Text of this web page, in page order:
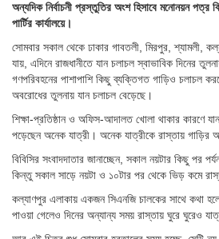
অন্যদিক নির্বাচনী প্রস্তুতির অংশ হিসাবে মনোনয়ন পত্র
পার্টির কার্যালয়ে।
সোমবার সকাল থেকে ঢাকার গাবতলী, মিরপুর, শ্যামলী,
যায়, এদিনে রাজধানীতে যান চলাচল স্বাভাবিক দিনের
গণপরিবহনের পাশাপাশি কিছু ব্যক্তিগত গাড়িও চলাচল
অবরোধের তুলনায় যান চলাচল বেড়েছে।
শিক্ষা-প্রতিষ্ঠান ও অফিস-আদালত খোলা থাকার কারণে
পড়েছেন অনেক যাত্রী। অনেক যাত্রীকে রাস্তায় গাড়ির
বিবিসির সংবাদদাতার জানাচ্ছেন, সকাল নয়টার কিছু পর
কিন্তু সকাল সাড়ে নয়টা ও ১০টার পর থেকে ভিড় কমে
কল্যাণপুর এলাকায় একজন সিএনজি চালকের সাথে কথা
পাওয়া গেলেও দিনের অন্যান্য সময় রাস্তায় ঘুরে ঘুরেও